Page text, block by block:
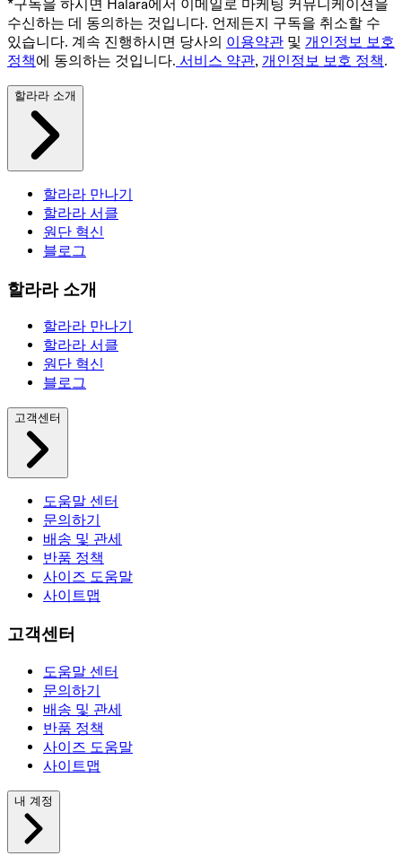
*구독을 하시면 Halara에서 이메일로 마케팅 커뮤니케이션을
수신하는 데 동의하는 것입니다. 언제든지 구독을 취소할 수
있습니다. 계속 진행하시면 당사의 이용약관 및 개인정보 보호
정책에 동의하는 것입니다. 서비스 약관, 개인정보 보호 정책.
할라라 소개
할라라 만나기
할라라 서클
원단 혁신
블로그
할라라 소개
할라라 만나기
할라라 서클
원단 혁신
블로그
고객센터
도움말 센터
문의하기
배송 및 관세
반품 정책
사이즈 도움말
사이트맵
고객센터
도움말 센터
문의하기
배송 및 관세
반품 정책
사이즈 도움말
사이트맵
내 계정